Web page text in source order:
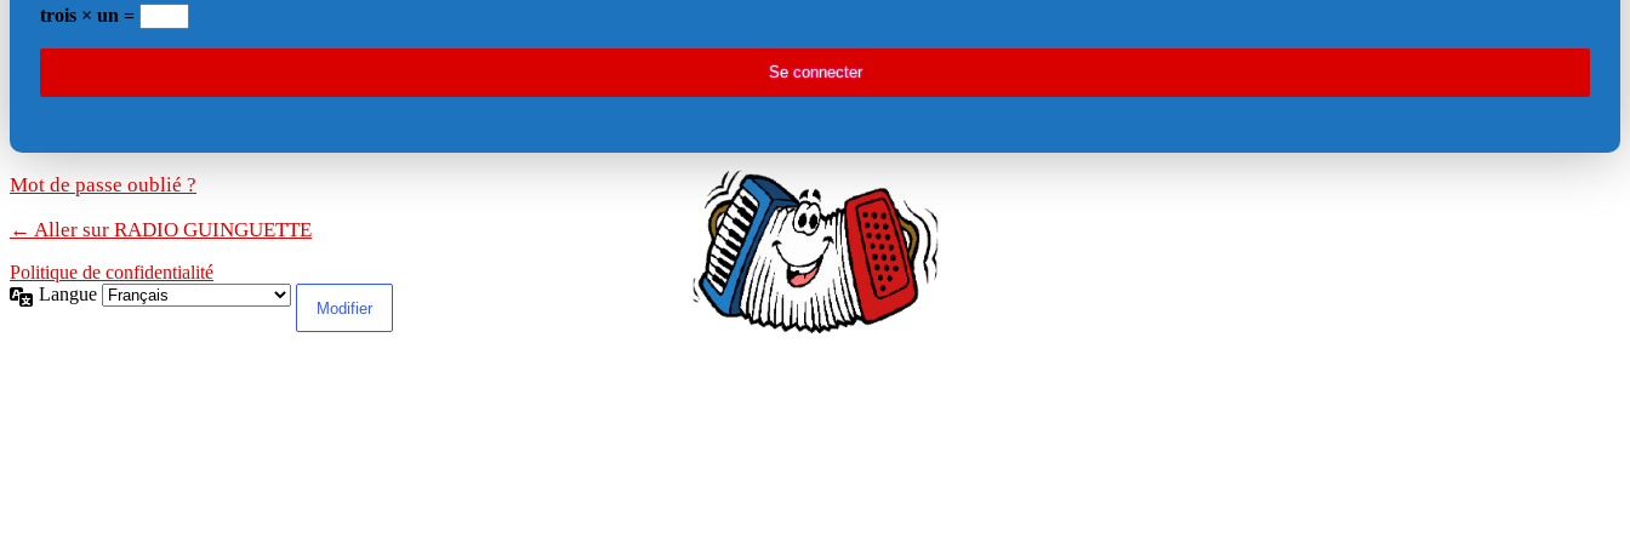
trois × un =
Mot de passe oublié ?
← Aller sur RADIO GUINGUETTE
Politique de confidentialité
Langue